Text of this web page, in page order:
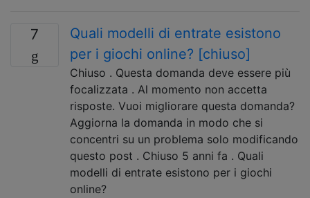
7
Quali modelli di entrate esistono
per i giochi online? [chiuso]
Chiuso . Questa domanda deve essere più
focalizzata . Al momento non accetta
risposte. Vuoi migliorare questa domanda?
Aggiorna la domanda in modo che si
concentri su un problema solo modificando
questo post . Chiuso 5 anni fa . Quali
modelli di entrate esistono per i giochi
online?